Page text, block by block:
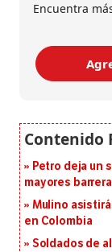
Encuentra
Petro deja un
mayores
Mulino
en Colombia
Soldados de